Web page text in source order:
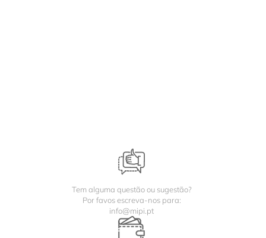
Tem alguma questão ou sugestão?
Por favos escreva-nos para:
info@mipi.pt